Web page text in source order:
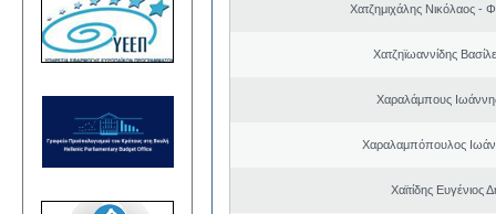
Χατζημιχάλης Νικόλαος -
Χατζηϊωαννίδης
Χαραλάμπους
Χαραλαμπόπουλος
Χαϊτίδης Ευγένιος